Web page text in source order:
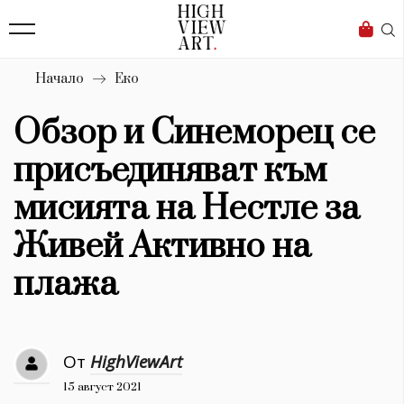
Бизнес
Мода
Dialogue
Изкуство
4339
Красота
777
Книги 1188
Начало Еко
Обзор и Синеморец се
присъединяват към
мисията на Нестле за
Живей Активно на
плажа
От HighViewArt
15 август 2021